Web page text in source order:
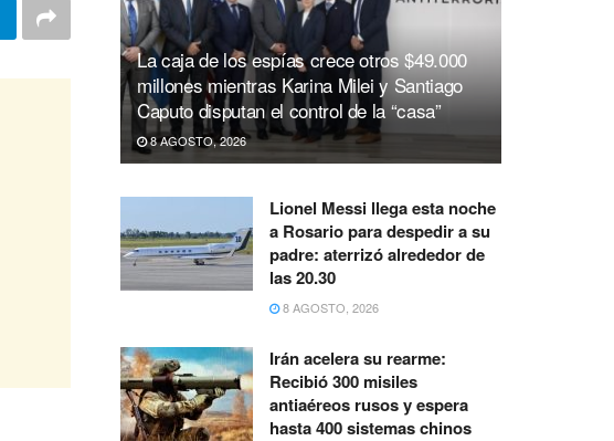
La caja de los espías crece otros $49.000
millones mientras Karina Milei y Santiago
Caputo disputan el control de la “casa”
8 AGOSTO, 2026
Lionel Messi llega esta noche
a Rosario para despedir a su
padre: aterrizó alrededor de
las 20.30
8 AGOSTO, 2026
Irán acelera su rearme:
Recibió 300 misiles
antiaéreos rusos y espera
hasta 400 sistemas chinos